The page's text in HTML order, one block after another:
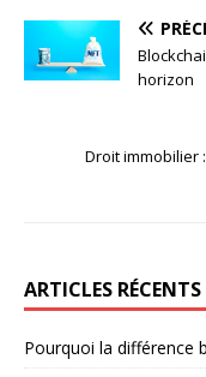
horizon
Droit immobilier
ARTICLES RÉCENTS
Pourquoi la différence